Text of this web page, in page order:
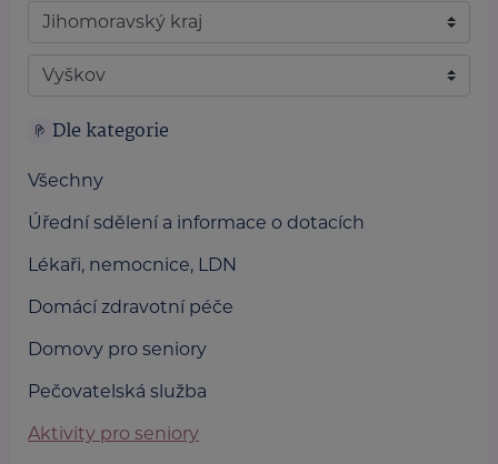
Dle kategorie
Všechny
Úřední sdělení a informace o dotacích
Lékaři, nemocnice, LDN
Domácí zdravotní péče
Domovy pro seniory
Pečovatelská služba
Aktivity pro seniory